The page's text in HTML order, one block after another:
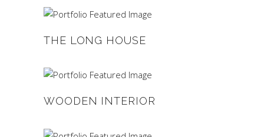
THE LONG HOUSE
WOODEN INTERIOR